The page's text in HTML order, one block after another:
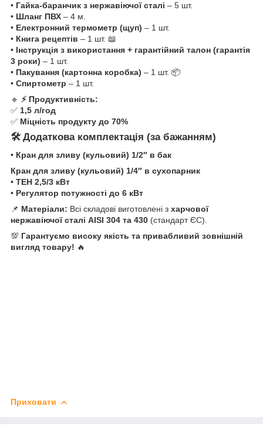
• Гайка-баранчик з нержавіючої сталі – 5 шт.
• Шланг ПВХ – 4 м.
• Електронний термометр (щуп) – 1 шт.
• Книга рецептів – 1 шт. 📖
• Інструкція з використання + гарантійний талон (гарантія
3 роки) – 1 шт.
• Пакування (картонна коробка) – 1 шт. 📦
• Спиртометр – 1 шт.
🔹 ⚡ Продуктивність:
✅ 1,5 л/год
✅ Міцність продукту до 70%
🛠 Додаткова комплектація (за бажанням)
• Кран для зливу (кульовий) 1/2″ в бак
Кран для зливу (кульовий) 1/4″ в сухопарник
• ТЕН 2,5/3 кВт
• Регулятор потужності до 6 кВт
📌 Матеріали: Всі складові виготовлені з харчової
нержавіючої сталі AISI 304 та 430 (стандарт ЄС).
💯 Гарантуємо високу якість та привабливий зовнішній
вигляд товару! 🔥
Приховати